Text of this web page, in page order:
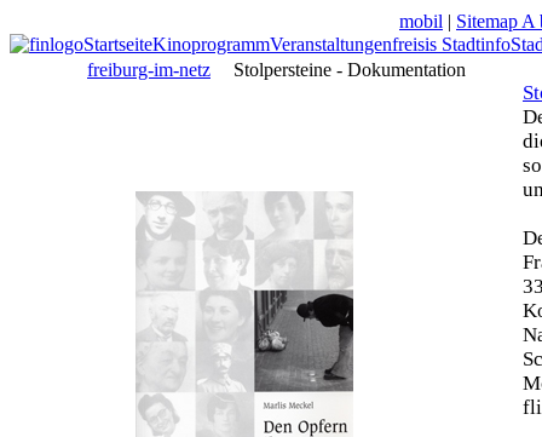
mobil | Sitemap A
StartseiteKinoprogrammVeranstaltungenfreisis Stadtinfo
freiburg-im-netz
Stolpersteine - Dokumentation